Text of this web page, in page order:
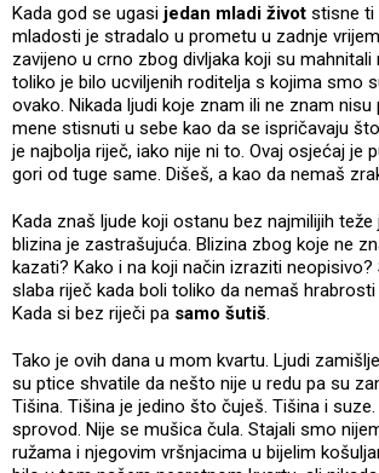
Kada god se ugasi jedan mladi život stisne ti
mladosti je stradalo u prometu u zadnje
zavijeno u crno zbog divljaka koji su
toliko je bilo ucviljenih roditelja s kojima smo
ovako. Nikada ljudi koje znam ili ne znam nisu
mene stisnuti u sebe kao da se ispričavaju
je najbolja riječ, iako nije ni to. Ovaj osjećaj je
gori od tuge same. Dišeš, a kao da nemaš
Kada znaš ljude koji ostanu bez najmilijih teže
blizina je zastrašujuća. Blizina zbog koje ne
kazati? Kako i na koji način izraziti neopisivo?
slaba riječ kada boli toliko da nemaš
Kada si bez riječi pa samo šutiš.
Tako je ovih dana u mom kvartu. Ljudi
su ptice shvatile da nešto nije u redu pa su
Tišina. Tišina je jedino što čuješ. Tišina i
sprovod. Nije se mušica čula. Stajali smo
ružama i njegovim vršnjacima u bijelim